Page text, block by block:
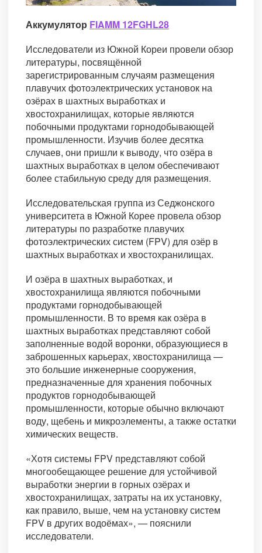
Аккумулятор FIAMM 12FGHL28
Исследователи из Южной Кореи провели обзор
литературы, посвящённой
зарегистрированным случаям размещения
плавучих фотоэлектрических установок на
озёрах в шахтных выработках и
хвостохранилищах, которые являются
побочными продуктами горнодобывающей
промышленности. Изучив более десятка
случаев, они пришли к выводу, что озёра в
шахтных выработках в целом обеспечивают
более стабильную среду для размещения.
Исследовательская группа из Седжонского
университета в Южной Корее провела обзор
литературы по разработке плавучих
фотоэлектрических систем (FPV) для озёр в
шахтных выработках и хвостохранилищах.
И озёра в шахтных выработках, и
хвостохранилища являются побочными
продуктами горнодобывающей
промышленности. В то время как озёра в
шахтных выработках представляют собой
заполненные водой воронки, образующиеся в
заброшенных карьерах, хвостохранилища —
это большие инженерные сооружения,
предназначенные для хранения побочных
продуктов горнодобывающей
промышленности, которые обычно включают
воду, щебень и микроэлементы, а также остатки
химических веществ.
«Хотя системы FPV представляют собой
многообещающее решение для устойчивой
выработки энергии в горных озёрах и
хвостохранилищах, затраты на их установку,
как правило, выше, чем на установку систем
FPV в других водоёмах», — пояснили
исследователи.